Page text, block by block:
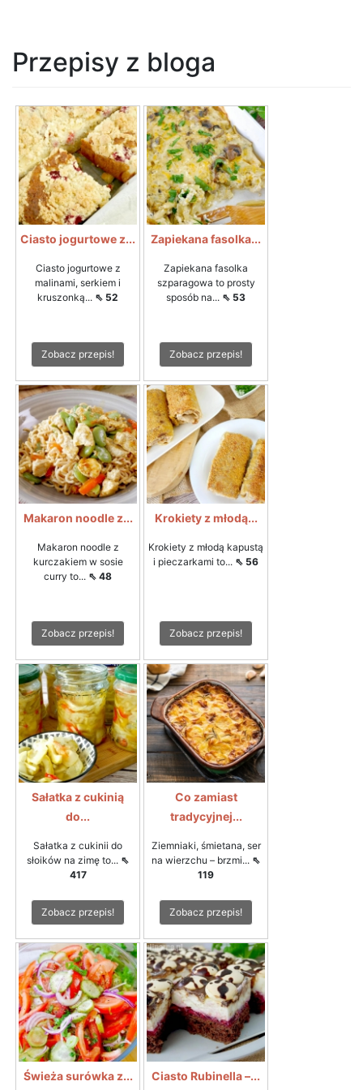
Przepisy z bloga
Ciasto jogurtowe z...
Ciasto jogurtowe z
malinami, serkiem i
kruszonką... ⇖ 52
Zobacz przepis!
Zapiekana fasolka...
Zapiekana fasolka
szparagowa to prosty
sposób na... ⇖ 53
Zobacz przepis!
Makaron noodle z...
Makaron noodle z
kurczakiem w sosie
curry to... ⇖ 48
Zobacz przepis!
Krokiety z młodą...
Krokiety z młodą kapustą
i pieczarkami to... ⇖ 56
Zobacz przepis!
Sałatka z cukinią
do...
Sałatka z cukinii do
słoików na zimę to... ⇖
417
Zobacz przepis!
Co zamiast
tradycyjnej...
Ziemniaki, śmietana, ser
na wierzchu – brzmi... ⇖
119
Zobacz przepis!
Świeża surówka z... Ciasto Rubinella –...